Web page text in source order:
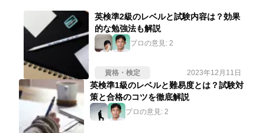
英検準2級のレベルと試験内容は？効果
的な勉強法も解説
プロの意見: 2
資格・検定 2023年12月11日
英検準1級のレベルと難易度とは？試験対
策と合格のコツを徹底解説
プロの意見: 2